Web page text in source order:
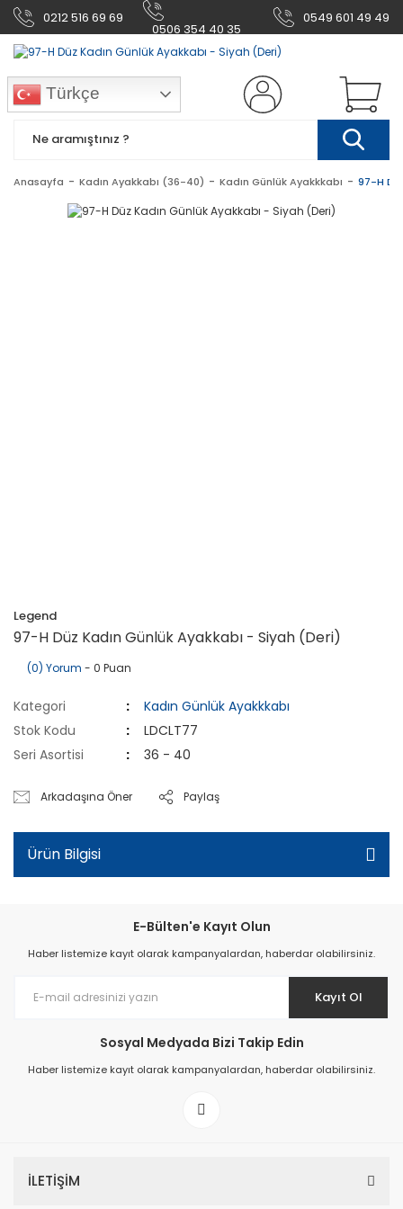
0212 516 69 69
0506 354 40 35
0549 601 49 49
Türkçe
Anasayfa Kadın Ayakkabı (36-40) Kadın Günlük Ayakkkabı 97-H
Legend
97-H Düz Kadın Günlük Ayakkabı - Siyah (Deri)
(0) Yorum - 0 Puan
Kategori
Kadın Günlük Ayakkkabı
Stok Kodu
LDCLT77
Seri Asortisi
36 - 40
Arkadaşına Öner Paylaş
Ürün Bilgisi
E-Bülten'e Kayıt Olun
Haber listemize kayıt olarak kampanyalardan, haberdar olabilirsiniz.
Kayıt Ol
Sosyal Medyada Bizi Takip Edin
Haber listemize kayıt olarak kampanyalardan, haberdar olabilirsiniz.
İLETİŞİM